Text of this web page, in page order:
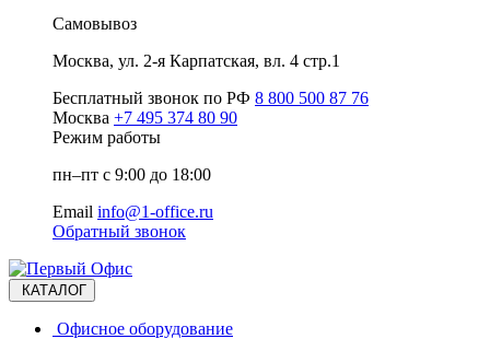
Самовывоз
Москва, ул. 2-я Карпатская, вл. 4 стр.1
Бесплатный звонок по РФ 8 800 500 87 76
Москва +7 495 374 80 90
Режим работы
пн–пт с 9:00 до 18:00
Email info@1-office.ru
Обратный звонок
КАТАЛОГ
Офисное оборудование